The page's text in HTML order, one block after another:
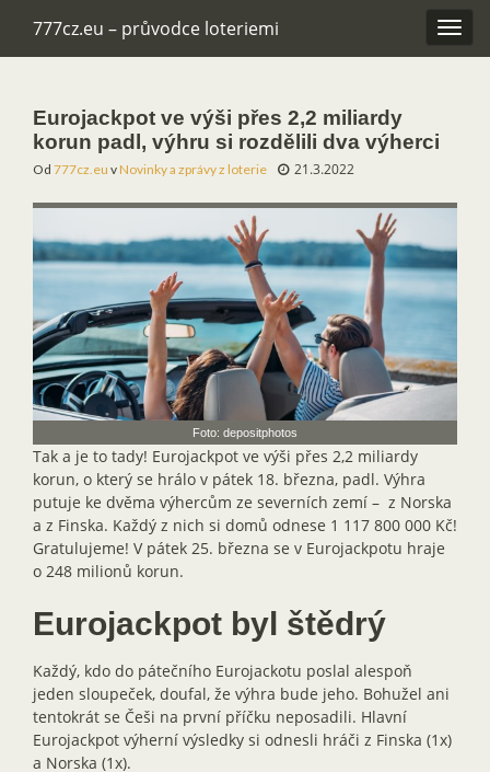
777cz.eu – průvodce loteriemi
Eurojackpot ve výši přes 2,2 miliardy
korun padl, výhru si rozdělili dva výherci
Od 777cz.eu vNovinky a zprávy z loterie 21.3.2022
Foto: depositphotos
Tak a je to tady! Eurojackpot ve výši přes 2,2 miliardy
korun, o který se hrálo v pátek 18. března, padl. Výhra
putuje ke dvěma výhercům ze severních zemí – z Norska
a z Finska. Každý z nich si domů odnese 1 117 800 000 Kč!
Gratulujeme! V pátek 25. března se v Eurojackpotu hraje
o 248 milionů korun.
Eurojackpot byl štědrý
Každý, kdo do pátečního Eurojackotu poslal alespoň
jeden sloupeček, doufal, že výhra bude jeho. Bohužel ani
tentokrát se Češi na první příčku neposadili. Hlavní
Eurojackpot výherní výsledky si odnesli hráči z Finska (1x)
a Norska (1x).